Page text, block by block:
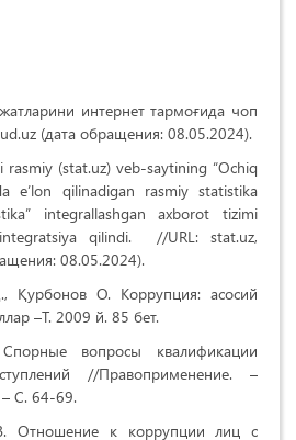
интернет тармоғида чоп
(дата обращения: 08.05.2024).
rasmiy (stat.uz) veb-saytining “Ochiq
e’lon qilinadigan rasmiy statistika
integrallashgan axborot tizimi
qilindi.
//URL: stat.uz,
08.05.2024).
Қурбонов О. Коррупция: асосий
–Т. 2009 й. 85 бет.
вопросы квалификации
//Правоприменение. –
С. 64-69.
Отношение к коррупции лиц с